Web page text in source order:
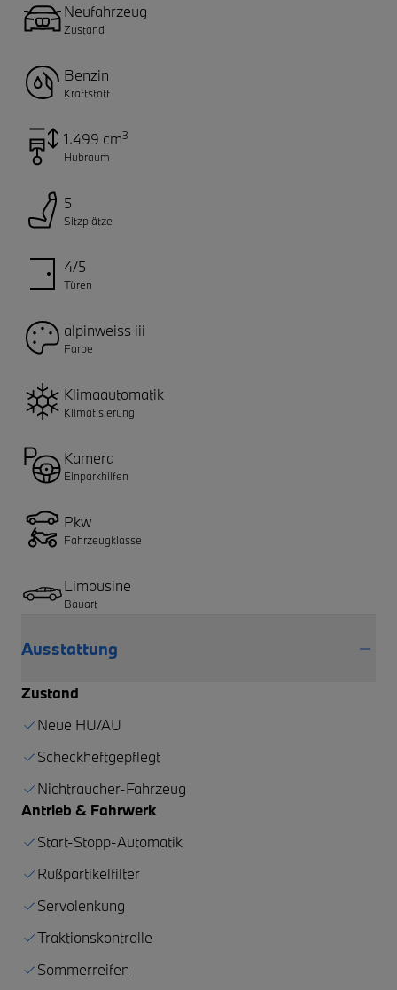
Neufahrzeug
Zustand
Benzin
Kraftstoff
1.499 cm3
Hubraum
5
Sitzplätze
4/5
Türen
alpinweiss iii
Farbe
Klimaautomatik
Klimatisierung
Kamera
Einparkhilfen
Pkw
Fahrzeugklasse
Limousine
Bauart
Ausstattung
Zustand
Neue HU/AU
Scheckheftgepflegt
Nichtraucher-Fahrzeug
Antrieb & Fahrwerk
Start-Stopp-Automatik
Rußpartikelfilter
Servolenkung
Traktionskontrolle
Sommerreifen